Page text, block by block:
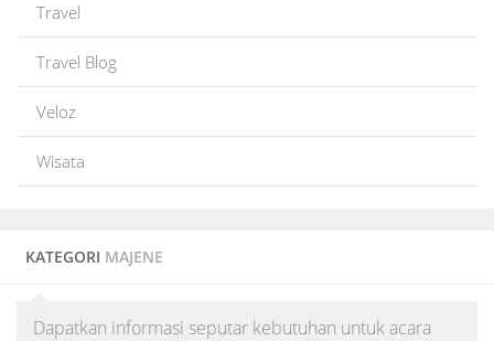
KATEGORI MAJENE
Dapatkan informasi seputar kebutuhan untuk acara
Travel
Travel Blog
Veloz
Wisata